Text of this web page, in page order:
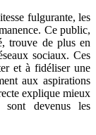
fulgurante, les
Ce public,
trouve de plus en
sociaux. Ces
et à fidéliser une
aux aspirations
explique mieux
sont devenus les